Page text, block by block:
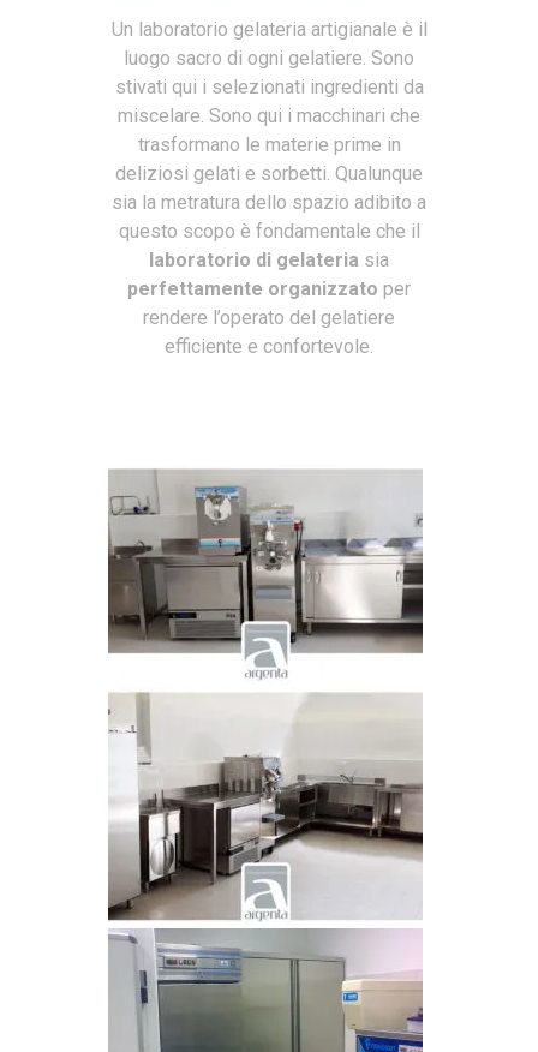
Un laboratorio gelateria artigianale è il
luogo sacro di ogni gelatiere. Sono
stivati qui i selezionati ingredienti da
miscelare. Sono qui i macchinari che
trasformano le materie prime in
deliziosi gelati e sorbetti. Qualunque
sia la metratura dello spazio adibito a
questo scopo è fondamentale che il
laboratorio di gelateria sia
perfettamente organizzato per
rendere l’operato del gelatiere
efficiente e confortevole.